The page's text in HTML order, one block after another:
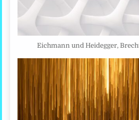
Eichmann und Heidegger,